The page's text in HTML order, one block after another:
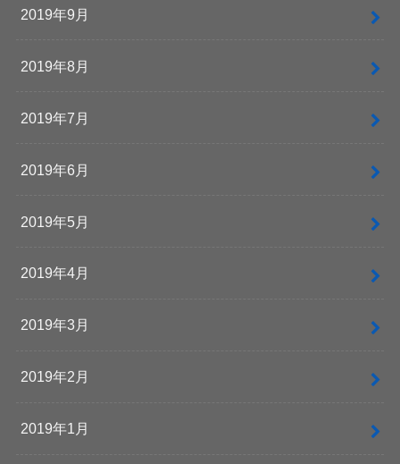
2019年9月
2019年8月
2019年7月
2019年6月
2019年5月
2019年4月
2019年3月
2019年2月
2019年1月